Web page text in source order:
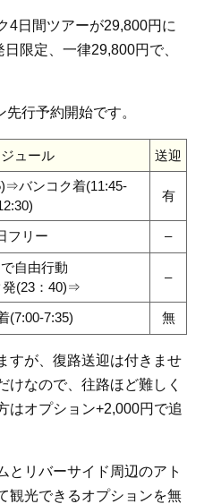
4日間ツアーが29,800円に
限定、一律29,800円で、
行予約開始です。
ュール 送迎
バンコク着(11:45-
有
フリー –
自由行動
発(23：40)⇒
–
(7:00-7:35) 無
すが、復路送迎は付きませ
けなので、往路ほど難しく
はオプション+2,000円で追
とリバーサイド周辺のアト
観光できるオプションを無